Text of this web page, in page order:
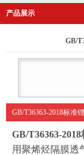
产品展示
GB/
GB/T36363-2018标准
GB/T36363-
用聚烯烃隔膜透